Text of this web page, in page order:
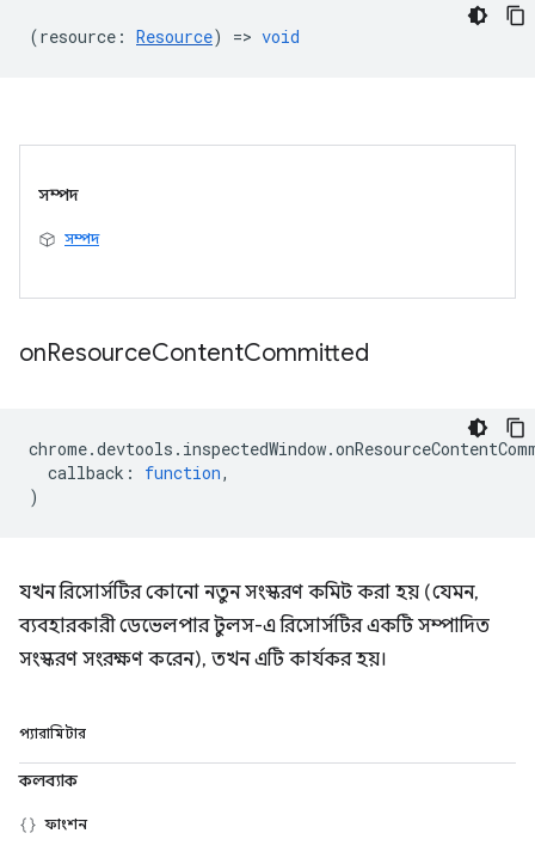
(resource : Resource) => void
সম্পদ
সম্পদ
onResourceContentCommitted
chrome.devtools . inspectedWindow.
callback : function,
)
যখন রিসোর্সটির কোনো নতুন সংস্করণ কমিট করা হয় (যেমন,
ব্যবহারকারী ডেভেলপার টুলস-এ রিসোর্সটির একটি সম্পাদিত
সংস্করণ সংরক্ষণ করেন), তখন এটি কার্যকর হয়।
প্যারামিটার
কলব্যাক
ফাংশন